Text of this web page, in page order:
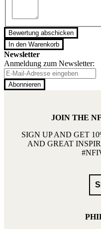
Bewertung abschicken
In den Warenkorb
Newsletter
Anmeldung zum Newsletter:
Abonnieren
JOIN THE
SIGN UP AND GET
AND GREAT